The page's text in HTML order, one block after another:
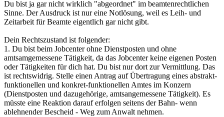
Du bist ja gar nicht wirklich "abgeordnet" im beamtenrechtlichen
Sinne. Der Ausdruck ist nur eine Notlösung, weil es Leih- und
Zeitarbeit für Beamte eigentlich gar nicht gibt.
Dein Rechtszustand ist folgender:
1. Du bist beim Jobcenter ohne Dienstposten und ohne
amtsamgemessene Tätigkeit, da das Jobcenter keine eigenen Posten
oder Tätigkeiten für dich hat. Du bist nur dort zur Vermittlung. Das
ist rechtswidrig. Stelle einen Antrag auf Übertragung eines abstrakt-
funktionellen und konkret-funktionellen Amtes im Konzern
(Dienstposten und dazugehörige, amtsangemessene Tätigkeit). Es
müsste eine Reaktion darauf erfolgen seitens der Bahn- wenn
ablehnender Bescheid - Weg zum Anwalt nehmen.